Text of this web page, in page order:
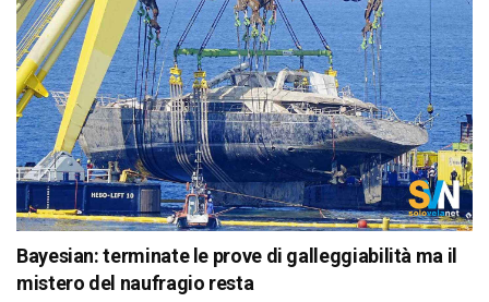
Bayesian: terminate le prove di galleggiabilità ma il
mistero del naufragio resta